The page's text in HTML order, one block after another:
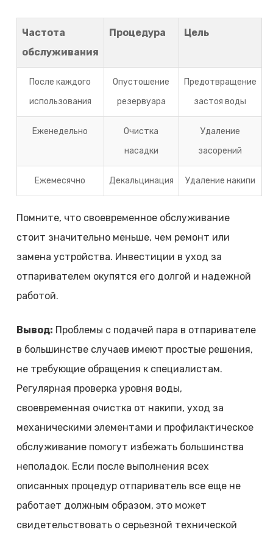
Частота
обслуживания
Процедура Цель
После каждого
использования
Опустошение
резервуара
Предотвращение
застоя воды
Еженедельно
Очистка
насадки
Удаление
засорений
Ежемесячно Декальцинация Удаление накипи
Помните, что своевременное обслуживание
стоит значительно меньше, чем ремонт или
замена устройства. Инвестиции в уход за
отпаривателем окупятся его долгой и надежной
работой.
Вывод: Проблемы с подачей пара в отпаривателе
в большинстве случаев имеют простые решения,
не требующие обращения к специалистам.
Регулярная проверка уровня воды,
своевременная очистка от накипи, уход за
механическими элементами и профилактическое
обслуживание помогут избежать большинства
неполадок. Если после выполнения всех
описанных процедур отпариватель все еще не
работает должным образом, это может
свидетельствовать о серьезной технической